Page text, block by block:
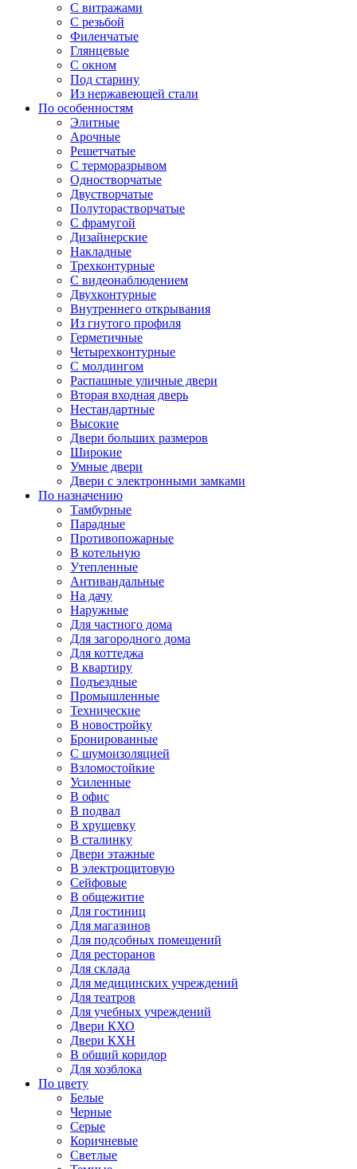
С витражами
С резьбой
Филенчатые
Глянцевые
С окном
Под старину
Из нержавеющей стали
По особенностям
Элитные
Арочные
Решетчатые
С терморазрывом
Одностворчатые
Двустворчатые
Полуторастворчатые
С фрамугой
Дизайнерские
Накладные
Трехконтурные
С видеонаблюдением
Двухконтурные
Внутреннего открывания
Из гнутого профиля
Герметичные
Четырехконтурные
С молдингом
Распашные уличные двери
Вторая входная дверь
Нестандартные
Высокие
Двери больших размеров
Широкие
Умные двери
Двери с электронными замками
По назначению
Тамбурные
Парадные
Противопожарные
В котельную
Утепленные
Антивандальные
На дачу
Наружные
Для частного дома
Для загородного дома
Для коттеджа
В квартиру
Подъездные
Промышленные
Технические
В новостройку
Бронированные
С шумоизоляцией
Взломостойкие
Усиленные
В офис
В подвал
В хрущевку
В сталинку
Двери этажные
В электрощитовую
Сейфовые
В общежитие
Для гостиниц
Для магазинов
Для подсобных помещений
Для ресторанов
Для склада
Для медицинских учреждений
Для театров
Для учебных учреждений
Двери КХО
Двери КХН
В общий коридор
Для хозблока
По цвету
Белые
Черные
Серые
Коричневые
Светлые